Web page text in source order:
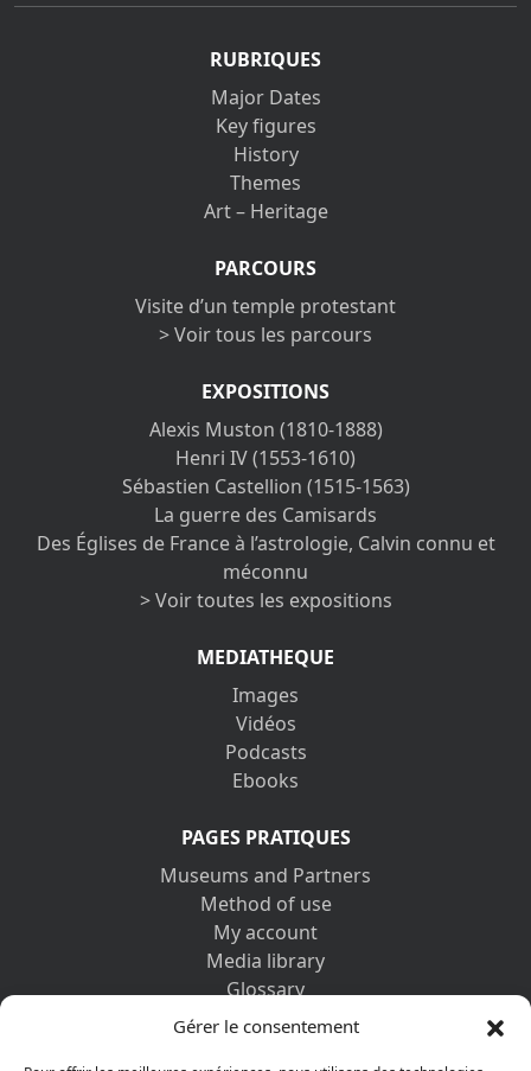
Gérer le consentement
RUBRIQUES
Major Dates
Key figures
History
Themes
Art – Heritage
PARCOURS
Visite d’un temple protestant
> Voir tous les parcours
EXPOSITIONS
Alexis Muston (1810-1888)
Henri IV (1553-1610)
Sébastien Castellion (1515-1563)
La guerre des Camisards
Des Églises de France à l’astrologie, Calvin connu et
méconnu
> Voir toutes les expositions
MEDIATHEQUE
Images
Vidéos
Podcasts
Ebooks
PAGES PRATIQUES
Museums and Partners
Method of use
My account
Media library
Glossary
Contact us